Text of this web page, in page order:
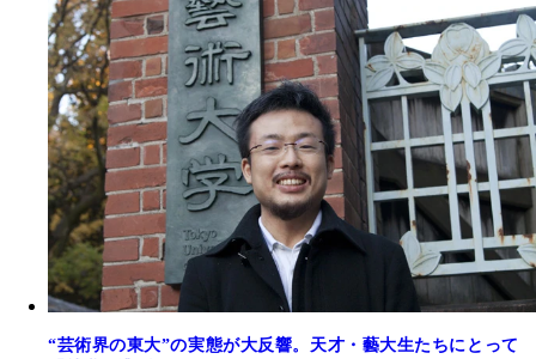
“芸術界の東大”の実態が大反響。天才・藝大生たちにとって